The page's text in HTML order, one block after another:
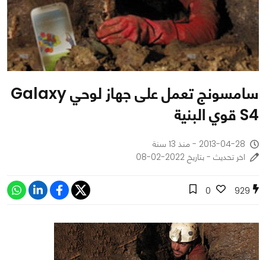
سامسونج تعمل على جهاز لوحي Galaxy
S4 قوي البنية
2013-04-28 - منذ 13 سنة
اخر تحديث - بتاريخ 2022-02-08
929
0